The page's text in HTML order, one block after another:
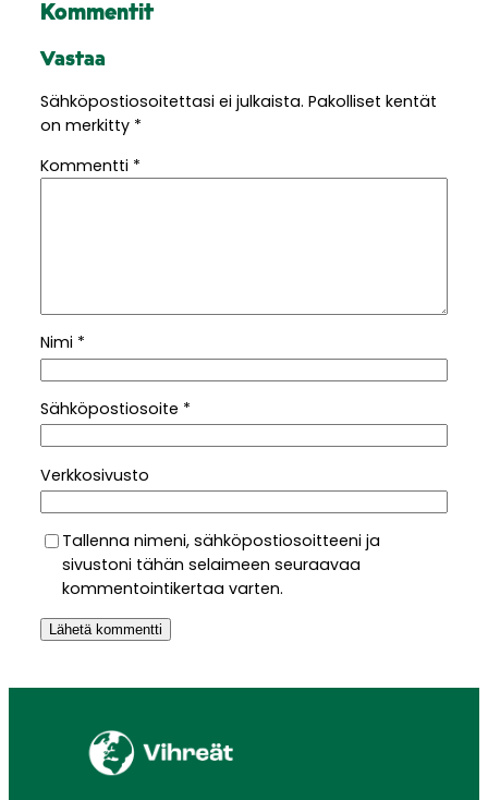
Kommentit
Vastaa
Sähköpostiosoitettasi ei julkaista. Pakolliset kentät
on merkitty *
Kommentti *
Nimi *
Sähköpostiosoite *
Verkkosivusto
Tallenna nimeni, sähköpostiosoitteeni ja
sivustoni tähän selaimeen seuraavaa
kommentointikertaa varten.